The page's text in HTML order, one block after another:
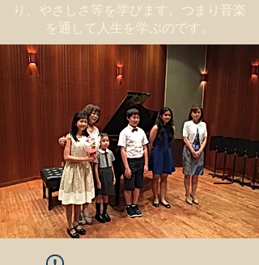
り、やさしさ等を学びます。つまり音楽
を通して人生を学ぶのです。